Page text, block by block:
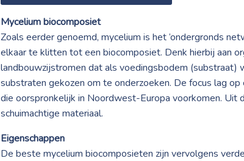
Mycelium biocomposiet
Zoals eerder genoemd, mycelium is het ‘ondergronds
elkaar te klitten tot een biocomposiet. Denk hierbij aan
landbouwzijstromen dat als voedingsbodem
substraten gekozen om te onderzoeken. De focus lag
die oorspronkelijk in Noordwest-Europa voorkomen.
schuimachtige materiaal.
Eigenschappen
De beste mycelium biocomposieten zijn vervolgens